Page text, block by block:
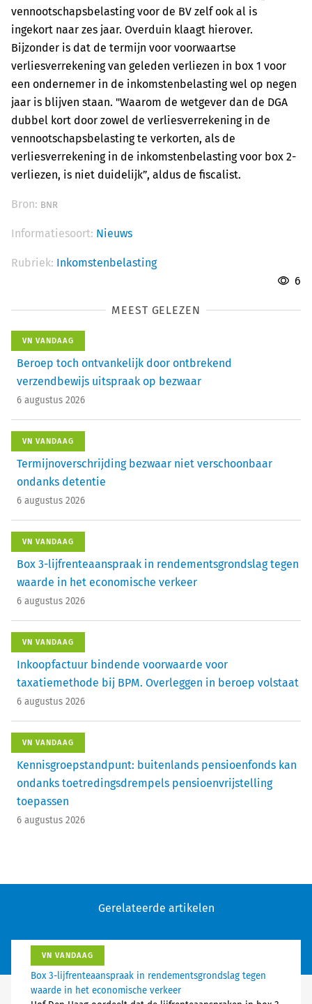
vennootschapsbelasting voor de BV zelf ook al is
ingekort naar zes jaar. Overduin klaagt hierover.
Bijzonder is dat de termijn voor voorwaartse
verliesverrekening van geleden verliezen in box 1 voor
een ondernemer in de inkomstenbelasting wel op negen
jaar is blijven staan. "Waarom de wetgever dan de DGA
dubbel kort door zowel de verliesverrekening in de
vennootschapsbelasting te verkorten, als de
verliesverrekening in de inkomstenbelasting voor box 2-
verliezen, is niet duidelijk”, aldus de fiscalist.
Bron: BNR
Informatiesoort: Nieuws
Rubriek: Inkomstenbelasting
6
MEEST GELEZEN
VN VANDAAG
Beroep toch ontvankelijk door ontbrekend
verzendbewijs uitspraak op bezwaar
6 augustus 2026
VN VANDAAG
Termijnoverschrijding bezwaar niet verschoonbaar
ondanks detentie
6 augustus 2026
VN VANDAAG
Box 3-lijfrenteaanspraak in rendementsgrondslag tegen
waarde in het economische verkeer
6 augustus 2026
VN VANDAAG
Inkoopfactuur bindende voorwaarde voor
taxatiemethode bij BPM. Overleggen in beroep volstaat
6 augustus 2026
VN VANDAAG
Kennisgroepstandpunt: buitenlands pensioenfonds kan
ondanks toetredingsdrempels pensioenvrijstelling
toepassen
6 augustus 2026
Gerelateerde artikelen
VN VANDAAG
Box 3-lijfrenteaanspraak in rendementsgrondslag tegen
waarde in het economische verkeer